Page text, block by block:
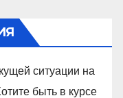
ситуации на
быть в курсе